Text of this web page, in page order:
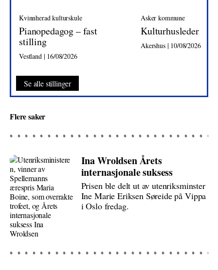
Kvinnherad kulturskule
Pianopedagog – fast
stilling
Vestland | 16/08/2026
Asker kommune
Kulturhusleder
Akershus | 10/08/2026
Se alle stillinger
Flere saker
Ina Wroldsen Årets
internasjonale suksess
Prisen ble delt ut av utenriksminster
Ine Marie Eriksen Søreide på Vippa
i Oslo fredag.